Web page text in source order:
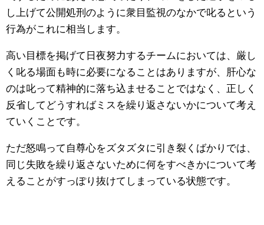
し上げて公開処刑のように衆目監視のなかで叱るという
行為がこれに相当します。
高い目標を掲げて日夜努力するチームにおいては、厳し
く叱る場面も時に必要になることはありますが、肝心な
のは叱って精神的に落ち込ませることではなく、正しく
反省してどうすればミスを繰り返さないかについて考え
ていくことです。
ただ怒鳴って自尊心をズタズタに引き裂くばかりでは、
同じ失敗を繰り返さないために何をすべきかについて考
えることがすっぽり抜けてしまっている状態です。